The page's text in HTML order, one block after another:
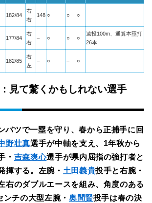
182/84
右
右
148 ○ ○ ○
177/84
右
右
– ○ ○ ○
遠投100m、通算本塁打
26本
182/85
右
左
– ○ – ○
見て驚くかもしれない選手
バツで一塁を守り、春から正捕手に回
野壮真選手が中軸を支え、1年秋から
・ 吉森爽心選手が県内屈指の強打者と
揮する。左腕・ 土田義貴投手と右腕・
右のダブルエースを組み、角度のある
チの大型左腕・ 奥間賢投手は春の決